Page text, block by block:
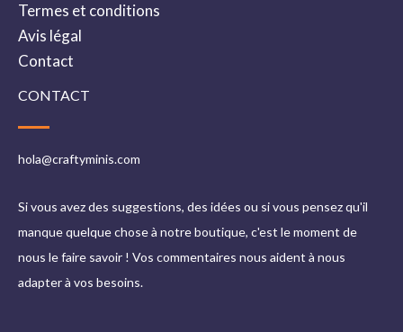
Termes et conditions
Avis légal
Contact
CONTACT
hola@craftyminis.com
Si vous avez des suggestions, des idées ou si vous pensez qu'il
manque quelque chose à notre boutique, c'est le moment de
nous le faire savoir ! Vos commentaires nous aident à nous
adapter à vos besoins.